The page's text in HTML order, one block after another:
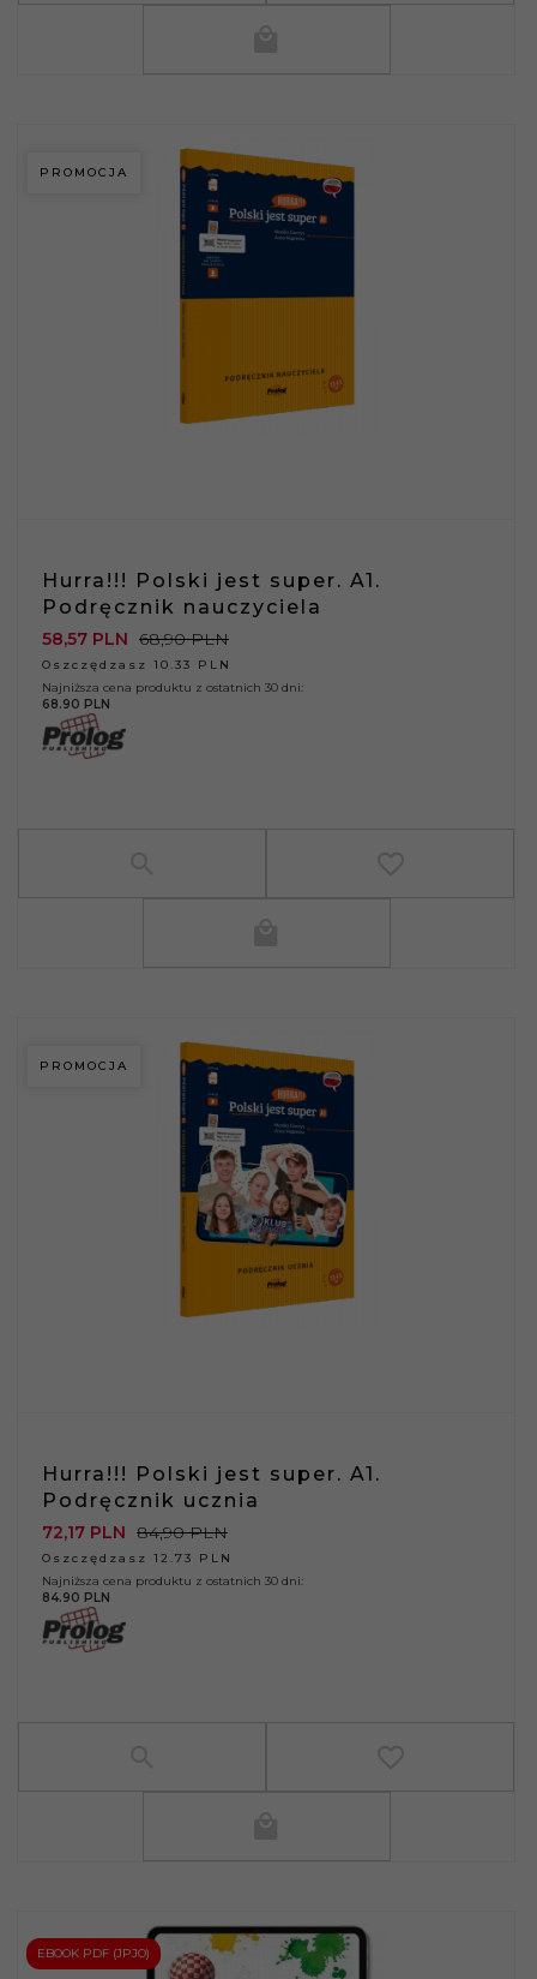
PROMOCJA
Hurra!!! Polski jest super. A1.
Podręcznik nauczyciela
58,57 PLN 68,90 PLN
Oszczędzasz 10.33 PLN
Najniższa cena produktu z ostatnich 30 dni:
68.90 PLN
PROMOCJA
Hurra!!! Polski jest super. A1.
Podręcznik ucznia
72,17 PLN 84,90 PLN
Oszczędzasz 12.73 PLN
Najniższa cena produktu z ostatnich 30 dni:
84.90 PLN
EBOOK PDF (JPJO)